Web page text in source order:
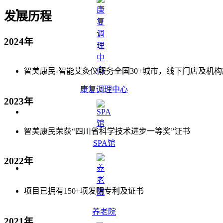
康复调理中心
SPA馆
养老院
发展历程
2024年
智美康民-智能艾灸仪服务全国30+城市，线下门店及机构
2023年
智美康民荣获“四川省科学技术进步一等奖”证书
2022年
项目已拥有150+项发明专利及证书